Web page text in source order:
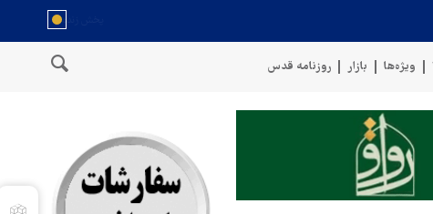
ویژه‌ها بازار روزنامه قدس
سخنگوی نیروهای مسلح یمن: کشتی نفتی عربستان را با موشک بالستیک